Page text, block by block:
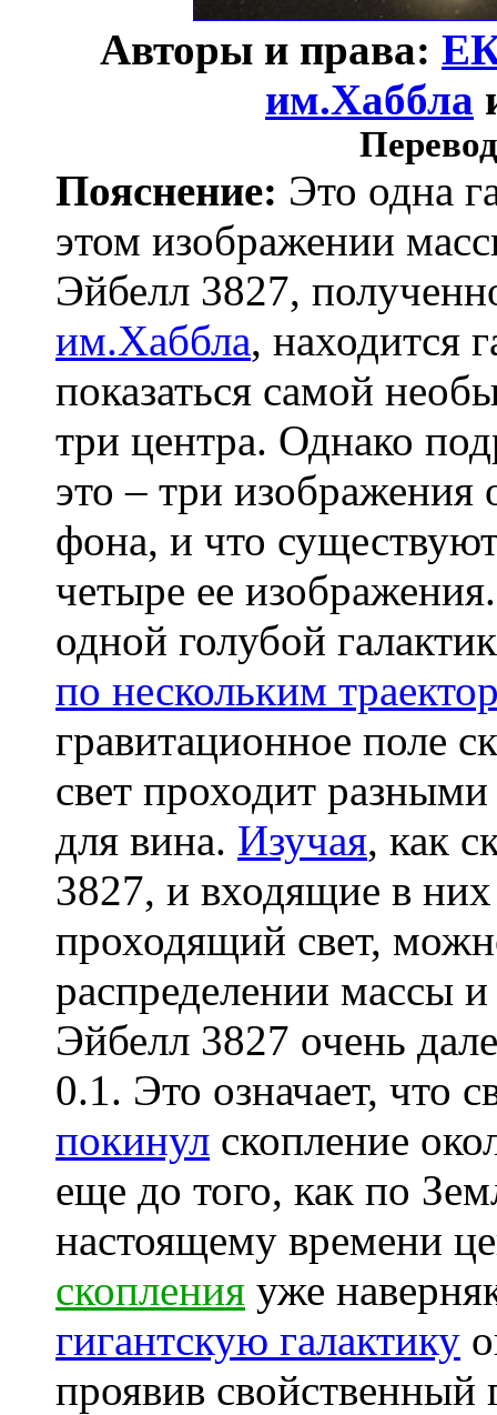
Авторы и права:
им.Хаббла
Пояснение: Это одна
этом изображении
Эйбелл 3827,
им.Хаббла, находится
показаться самой
три центра. Однако
это – три изображения
фона, и что
четыре ее
одной голубой
по нескольким
гравитационное поле
свет проходит
для вина. Изучая, как
3827, и входящие в
проходящий свет,
распределении массы
Эйбелл 3827 очень
0.1. Это означает, что
покинул скопление
еще до того, как по
настоящему времени
скопления уже
гигантскую галактику
проявив свойственный